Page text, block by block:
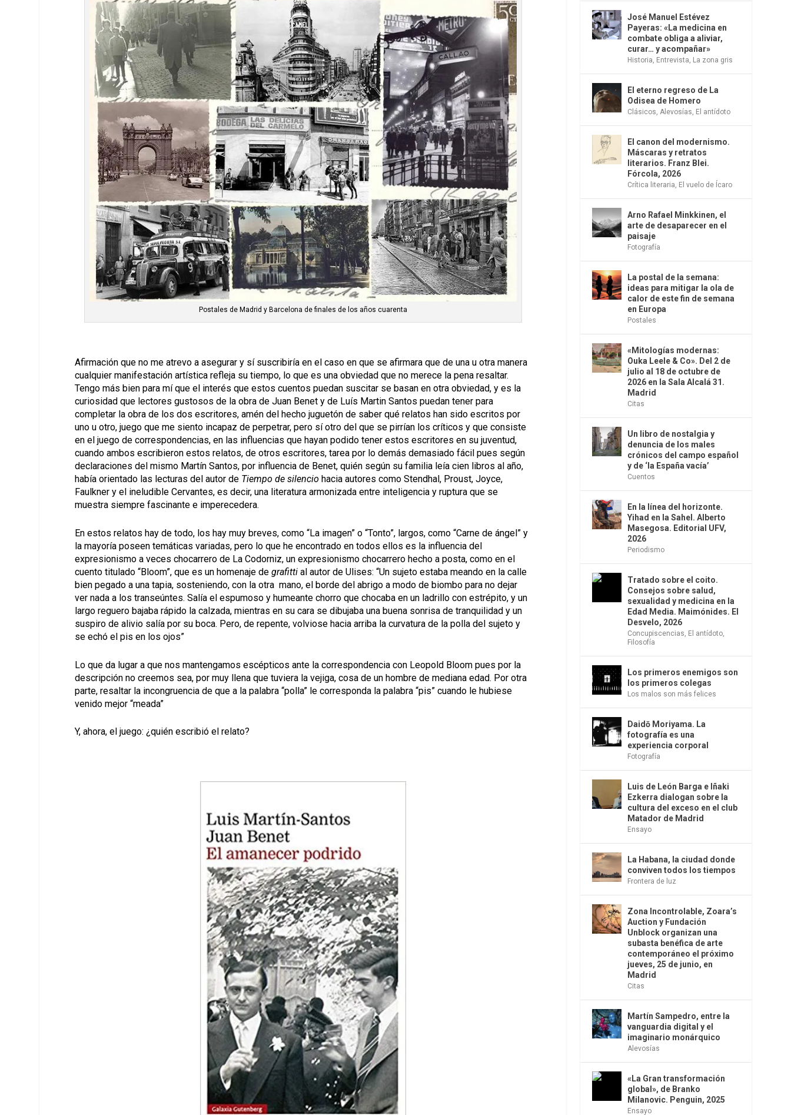
Postales de Madrid y Barcelona de finales de los años cuarenta
Afirmación que no me atrevo a asegurar y sí suscribiría en el caso en que se afirmara que de una u otra manera
cualquier manifestación artística refleja su tiempo, lo que es una obviedad que no merece la pena resaltar.
Tengo más bien para mí que el interés que estos cuentos puedan suscitar se basan en otra obviedad, y es la
curiosidad que lectores gustosos de la obra de Juan Benet y de Luís Martin Santos puedan tener para
completar la obra de los dos escritores, amén del hecho juguetón de saber qué relatos han sido escritos por
uno u otro, juego que me siento incapaz de perpetrar, pero sí otro del que se pirrían los críticos y que consiste
en el juego de correspondencias, en las influencias que hayan podido tener estos escritores en su juventud,
cuando ambos escribieron estos relatos, de otros escritores, tarea por lo demás demasiado fácil pues según
declaraciones del mismo Martín Santos, por influencia de Benet, quién según su familia leía cien libros al año,
había orientado las lecturas del autor de Tiempo de silencio hacia autores como Stendhal, Proust, Joyce,
Faulkner y el ineludible Cervantes, es decir, una literatura armonizada entre inteligencia y ruptura que se
muestra siempre fascinante e imperecedera.
En estos relatos hay de todo, los hay muy breves, como “La imagen” o “Tonto”, largos, como “Carne de ángel” y
la mayoría poseen temáticas variadas, pero lo que he encontrado en todos ellos es la influencia del
expresionismo a veces chocarrero de La Codorniz, un expresionismo chocarrero hecho a posta, como en el
cuento titulado “Bloom”, que es un homenaje degrafitti al autor de Ulises: “Un sujeto estaba meando en la calle
bien pegado a una tapia, sosteniendo, con la otra mano, el borde del abrigo a modo de biombo para no dejar
ver nada a los transeúntes. Salía el espumoso y humeante chorro que chocaba en un ladrillo con estrépito, y un
largo reguero bajaba rápido la calzada, mientras en su cara se dibujaba una buena sonrisa de tranquilidad y un
suspiro de alivio salía por su boca. Pero, de repente, volviose hacia arriba la curvatura de la polla del sujeto y
se echó el pis en los ojos”
Lo que da lugar a que nos mantengamos escépticos ante la correspondencia con Leopold Bloom pues por la
descripción no creemos sea, por muy llena que tuviera la vejiga, cosa de un hombre de mediana edad. Por otra
parte, resaltar la incongruencia de que a la palabra “polla” le corresponda la palabra “pis” cuando le hubiese
venido mejor “meada”
Y, ahora, el juego: ¿quién escribió el relato?
José Manuel Estévez
Payeras: «La medicina en
combate obliga a aliviar,
curar… y acompañar»
Historia Entrevista La zona gris
El eterno regreso de La
Odisea de Homero
Clásicos Alevosías El antídoto
El canon del modernismo.
Máscaras y retratos
literarios. Franz Blei.
Fórcola, 2026
Crítica literaria El vuelo de Ícaro
Arno Rafael Minkkinen, el
arte de desaparecer en el
paisaje
Fotografía
La postal de la semana:
ideas para mitigar la ola de
calor de este fin de semana
en Europa
Postales
«Mitologías modernas:
Ouka Leele & Co». Del 2 de
julio al 18 de octubre de
2026 en la Sala Alcalá 31.
Madrid
Citas
Un libro de nostalgia y
denuncia de los males
crónicos del campo español
y de ‘la España vacía’
Cuentos
En la línea del horizonte.
Yihad en la Sahel. Alberto
Masegosa. Editorial UFV,
2026
Periodismo
Tratado sobre el coito.
Consejos sobre salud,
sexualidad y medicina en la
Edad Media. Maimónides. El
Desvelo, 2026
Concupiscencias El antídoto
Filosofía
Los primeros enemigos son
los primeros colegas
Los malos son más felices
Daidō Moriyama. La
fotografía es una
experiencia corporal
Fotografía
Luis de León Barga e Iñaki
Ezkerra dialogan sobre la
cultura del exceso en el club
Matador de Madrid
Ensayo
La Habana, la ciudad donde
conviven todos los tiempos
Frontera de luz
Zona Incontrolable, Zoara’s
Auction y Fundación
Unblock organizan una
subasta benéfica de arte
contemporáneo el próximo
jueves, 25 de junio, en
Madrid
Citas
Martín Sampedro, entre la
vanguardia digital y el
imaginario monárquico
Alevosías
«La Gran transformación
global», de Branko
Milanovic. Penguin, 2025
Ensayo